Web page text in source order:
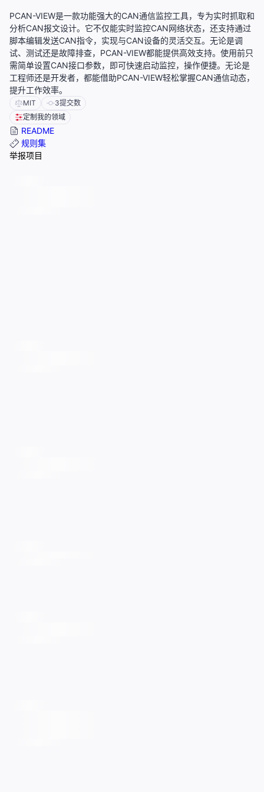
PCAN-VIEW是一款功能强大的CAN通信监控工具，专为实时抓取和
分析CAN报文设计。它不仅能实时监控CAN网络状态，还支持通过
脚本编辑发送CAN指令，实现与CAN设备的灵活交互。无论是调
试、测试还是故障排查，PCAN-VIEW都能提供高效支持。使用前只
需简单设置CAN接口参数，即可快速启动监控，操作便捷。无论是
工程师还是开发者，都能借助PCAN-VIEW轻松掌握CAN通信动态，
提升工作效率。
MIT 3提交数
定制我的领域
README
规则集
举报项目